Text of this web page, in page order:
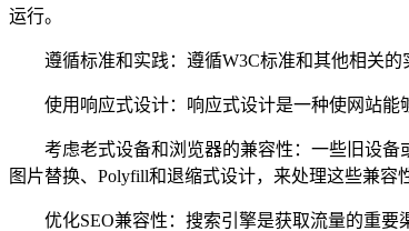
运行。
遵循标准和实践：遵循W3C标准和其他相关的
使用响应式设计：响应式设计是一种使网站能够
考虑老式设备和浏览器的兼容性：一些旧设备
图片替换、Polyfill和退缩式设计，来处理这些兼容
优化SEO兼容性：搜索引擎是获取流量的重要渠